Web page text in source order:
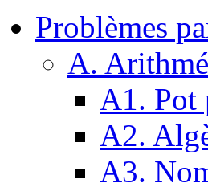
Problèmes
A.
A1. Pot
A2.
A3.